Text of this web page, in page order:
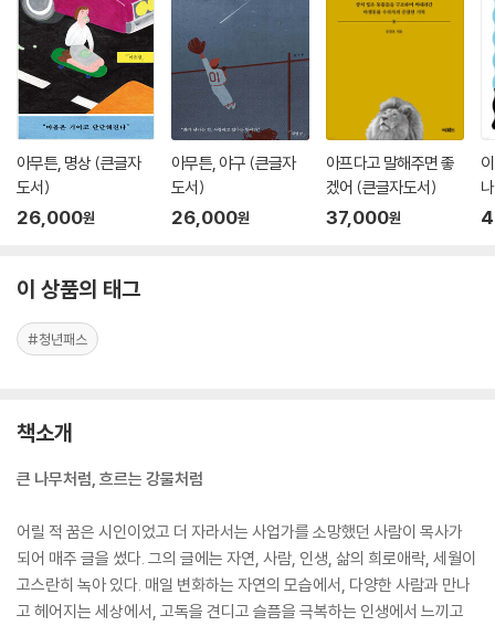
아무튼, 명상 (큰글자
도서)
26,000원
아무튼, 야구 (큰글자
도서)
26,000원
아프다고 말해주면 좋
겠어 (큰글자도서)
37,000원
이 상품의 태그
#청년패스
책소개
큰 나무처럼, 흐르는 강물처럼
어릴 적 꿈은 시인이었고 더 자라서는 사업가를 소망했던 사람이 목사가
되어 매주 글을 썼다. 그의 글에는 자연, 사람, 인생, 삶의 희로애락, 세월이
고스란히 녹아 있다. 매일 변화하는 자연의 모습에서, 다양한 사람과 만나
고 헤어지는 세상에서, 고독을 견디고 슬픔을 극복하는 인생에서 느끼고